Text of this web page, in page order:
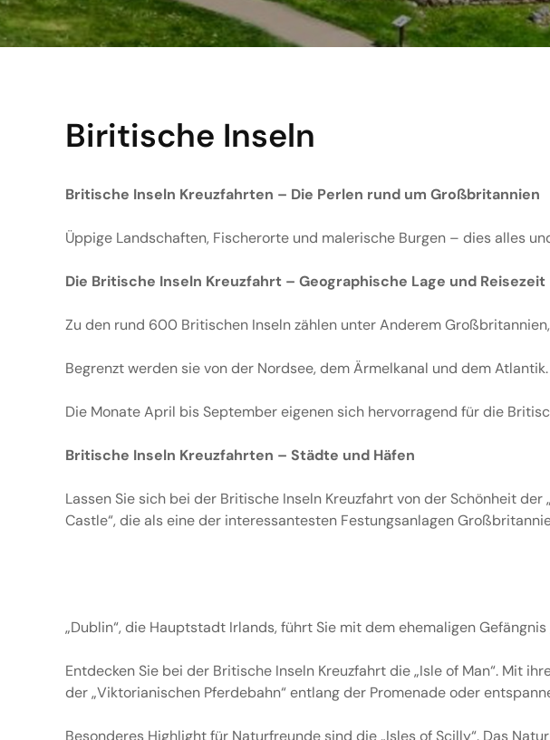
Biritische Inseln
Britische Inseln Kreuzfahrten – Die Perlen rund um Großbritannien
Üppige Landschaften, Fischerorte und malerische Burgen – dies alles
Die Britische Inseln Kreuzfahrt – Geographische Lage und Reisezeit
Zu den rund 600 Britischen Inseln zählen unter Anderem
Begrenzt werden sie von der Nordsee, dem Ärmelkanal und dem Atlantik.
Die Monate April bis September eigenen sich hervorragend für die
Britische Inseln Kreuzfahrten – Städte und Häfen
Lassen Sie sich bei der Britische Inseln Kreuzfahrt von der Schönheit
Castle“, die als eine der interessantesten Festungsanlagen
„Dublin“, die Hauptstadt Irlands, führt Sie mit dem ehemaligen
Entdecken Sie bei der Britische Inseln Kreuzfahrt die „Isle of Man“. Mit
der „Viktorianischen Pferdebahn“ entlang der Promenade oder
Besonderes Highlight für Naturfreunde sind die „Isles of Scilly“. Das